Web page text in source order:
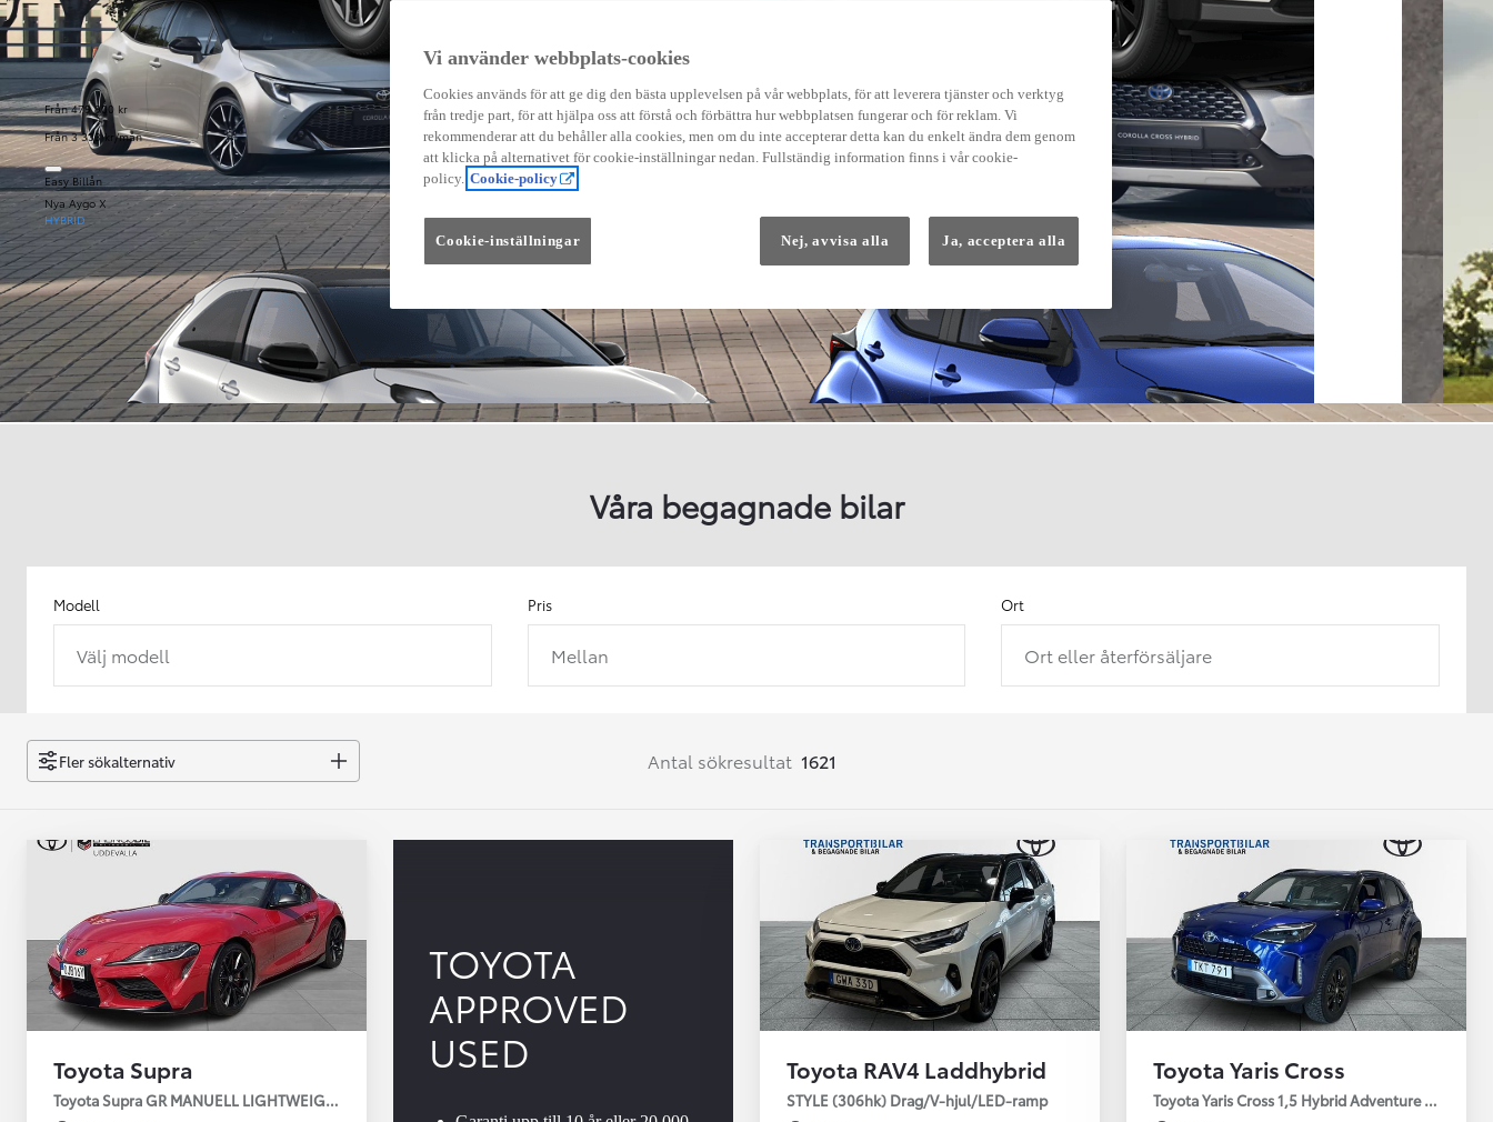
Från 479 900 kr
Från 3 333 kr/mån
Easy Billån
Från 569 900 kr
Från 3 958 kr/mån
Nya Aygo X
HYBRID
Från 238 900 kr
Easy Billån
HYBRID
GR Yaris
BENSIN
Corolla
HYBRID
Våra begagnade bilar
Modell
Välj modell
Pris
Mellan
Ort
Ort eller återförsäljare
Fler sökalternativ Antal sökresultat 1621
Toyota Supra
Toyota Supra GR MANUELL LIGHTWEIGHT EVO / OMG LEV! MOMSBIL!
TOYOTA
APPROVED
USED
Toyota RAV4 Laddhybrid
STYLE (306hk) Drag/V-hjul/LED-ramp
Toyota Yaris Cross
Toyota Yaris Cross 1,5 Hybrid Adventure Drag V-
Vi använder webbplats-cookies
Cookies används för att ge dig den bästa upplevelsen på vår webbplats, för att leverera tjänster och verktyg
från tredje part, för att hjälpa oss att förstå och förbättra hur webbplatsen fungerar och för reklam. Vi
rekommenderar att du behåller alla cookies, men om du inte accepterar detta kan du enkelt ändra dem genom
att klicka på alternativet för cookie-inställningar nedan. Fullständig information finns i vår cookie-
policy. Cookie-policy
Cookie-inställningar Nej, avvisa alla Ja, acceptera alla